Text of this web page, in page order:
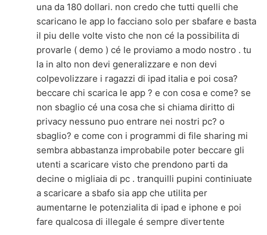
una da 180 dollari. non credo che tutti quelli che
scaricano le app lo facciano solo per sbafare e basta
il piu delle volte visto che non cé la possibilita di
provarle ( demo ) cé le proviamo a modo nostro . tu
la in alto non devi generalizzare e non devi
colpevolizzare i ragazzi di ipad italia e poi cosa?
beccare chi scarica le app ? e con cosa e come? se
non sbaglio cé una cosa che si chiama diritto di
privacy nessuno puo entrare nei nostri pc? o
sbaglio? e come con i programmi di file sharing mi
sembra abbastanza improbabile poter beccare gli
utenti a scaricare visto che prendono parti da
decine o migliaia di pc . tranquilli pupini continiuate
a scaricare a sbafo sia app che utilita per
aumentarne le potenzialita di ipad e iphone e poi
fare qualcosa di illegale é sempre divertente